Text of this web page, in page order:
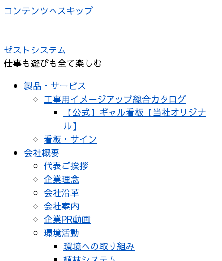
コンテンツへスキップ
ゼストシステム
仕事も遊びも全て楽しむ
製品・サービス
工事用イメージアップ総合カタログ
【公式】ギャル看板【当社オリジナ
ル】
看板・サイン
会社概要
代表ご挨拶
企業理念
会社沿革
会社案内
企業PR動画
環境活動
環境への取り組み